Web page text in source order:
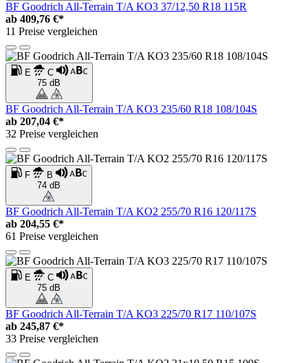
BF Goodrich All-Terrain T/A KO3 37/12,50 R18 115R
ab 409,76 €*
11 Preise vergleichen
E
C
75 dB
BF Goodrich All-Terrain T/A KO3 235/60 R18 108/104S
ab 207,04 €*
32 Preise vergleichen
F
B
74 dB
BF Goodrich All-Terrain T/A KO2 255/70 R16 120/117S
ab 204,55 €*
61 Preise vergleichen
E
C
75 dB
BF Goodrich All-Terrain T/A KO3 225/70 R17 110/107S
ab 245,87 €*
33 Preise vergleichen